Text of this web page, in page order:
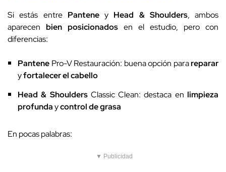
Si estás entre Panteney Head & Shoulders, ambos
aparecen bien posicionados en el estudio, pero con
diferencias:
Pantene Pro-V Restauración: buena opción parareparar
yfortalecer el cabello
Head & ShouldersClassic Clean: destaca enlimpieza
profundaycontrol de grasa
En pocas palabras:
▼ Publicidad